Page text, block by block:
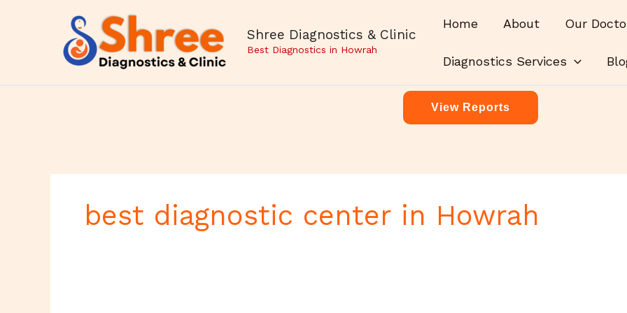
Shree Diagnostics & Clinic
Best Diagnostics in Howrah
Home About Our
Diagnostics Services
View Reports
best diagnostic center in Howrah